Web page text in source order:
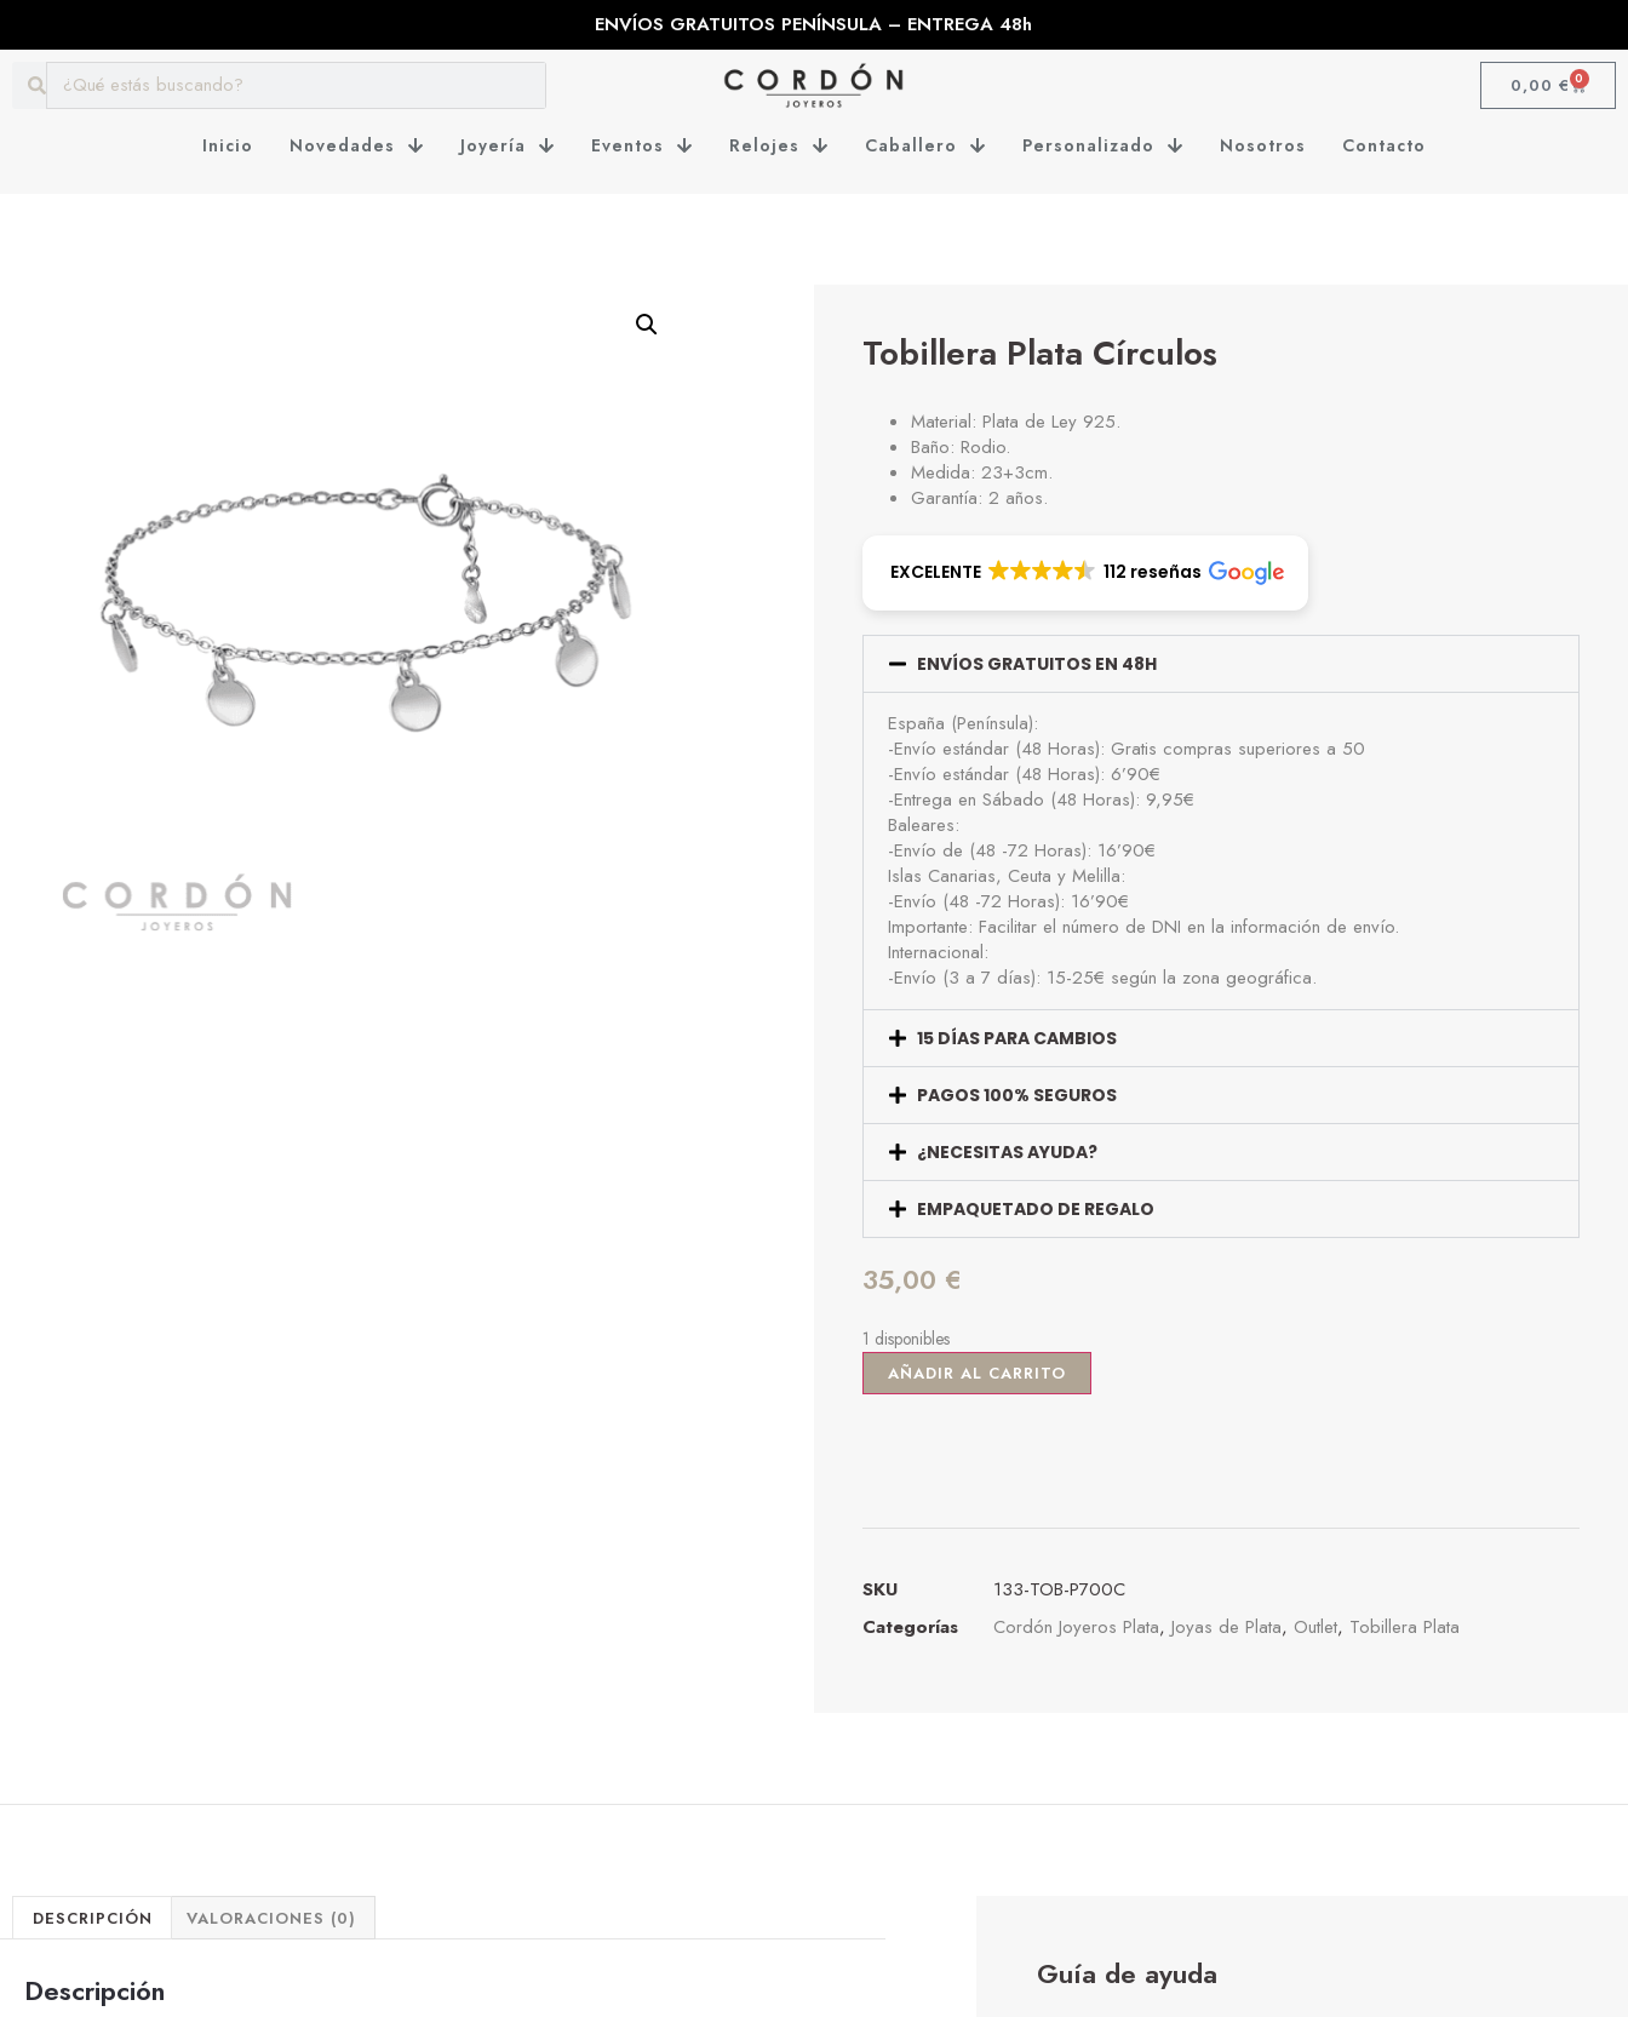
ENVÍOS GRATUITOS PENÍNSULA – ENTREGA 48h
0,00 € 0
Inicio Novedades Joyería Eventos Relojes Caballero Personalizado Nosotros Contacto
Tobillera Plata Círculos
Material: Plata de Ley 925.
Baño: Rodio.
Medida: 23+3cm.
Garantía: 2 años.
EXCELENTE 112 reseñas
ENVÍOS GRATUITOS EN 48H
España (Península):
-Envío estándar (48 Horas): Gratis compras superiores a 50
-Envío estándar (48 Horas): 6’90€
-Entrega en Sábado (48 Horas): 9,95€
Baleares:
-Envío de (48 -72 Horas): 16’90€
Islas Canarias, Ceuta y Melilla:
-Envío (48 -72 Horas): 16’90€
Importante: Facilitar el número de DNI en la información de envío.
Internacional:
-Envío (3 a 7 días): 15-25€ según la zona geográfica.
15 DÍAS PARA CAMBIOS
PAGOS 100% SEGUROS
¿NECESITAS AYUDA?
EMPAQUETADO DE REGALO
35,00 €
1 disponibles
AÑADIR AL CARRITO
SKU
133-TOB-P700C
Categorías
Cordón Joyeros Plata, Joyas de Plata, Outlet, Tobillera Plata
DESCRIPCIÓN VALORACIONES (0)
Descripción Guía de ayuda